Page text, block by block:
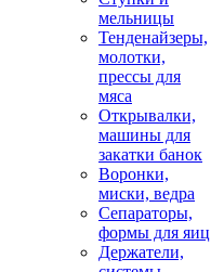
мельницы
Тенденайзеры,
молотки,
прессы для
мяса
Открывалки,
машины для
закатки банок
Воронки,
миски, ведра
Сепараторы,
формы для яиц
Держатели,